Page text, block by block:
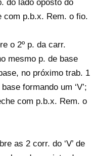
do lado oposto do
com p.b.x. Rem. o fio.
o 2º p. da carr.
mesmo p. de base
no próximo trab. 1
formando um ‘V’;
com p.b.x. Rem. o
as 2 corr. do ‘V’ de